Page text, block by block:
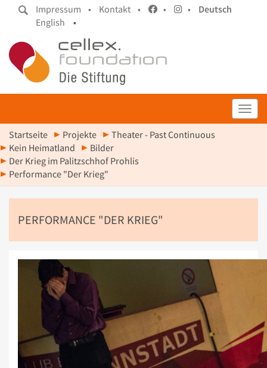
Impressum • Kontakt • • •
Deutsch
English
•
Startseite Projekte
Theater - Past Continuous
Kein Heimatland
Bilder
Der Krieg im Palitzschhof Prohlis
Performance "Der Krieg"
PERFORMANCE "DER KRIEG"